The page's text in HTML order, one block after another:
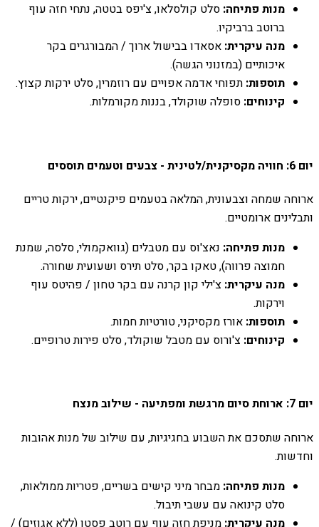
מנות פתיחה: סלט קולסלאו, צ'יפס בטטה, נתחי חזה עוף
ברוטב ברביקיו.
מנה עיקרית: אסאדו בבישול ארוך / המבורגרים בקר
איכותיים (במזנוני הגשה).
תוספות: תפוחי אדמה אפויים עם רוזמרין, סלט ירקות קצוץ.
קינוחים: סופלה שוקולד, בננות מקורמלות.
יום 6: חוויה מקסיקנית/לטינית - צבעים וטעמים תוססים
ארוחה שמחה וצבעונית, המלאה בטעמים פיקנטיים, ירקות טריים
ותבלינים ארומטיים.
מנות פתיחה: נאצ'וס עם מטבלים (גוואקמולי, סלסה, שמנת
חמוצה פרווה), טאקו בקר, סלט תירס ושעועית שחורה.
מנה עיקרית: צ'ילי קון קרנה עם בקר טחון / פהיטס עוף
וירקות.
תוספות: אורז מקסיקני, טורטיות חמות.
קינוחים: צ'ורוס עם מטבל שוקולד, סלט פירות טרופיים.
יום 7: ארוחת סיום מרגשת ומפתיעה - שילוב מנצח
ארוחה שתסכם את השבוע בחגיגיות, עם שילוב של מנות אהובות
וחדשות.
מנות פתיחה: מבחר מיני קישים בשריים, פטריות ממולאות,
סלט קינואה עם עשבי תיבול.
מנה עיקרית: מניפת חזה עוף עם רוטב פסטו (ללא אגוזים) /